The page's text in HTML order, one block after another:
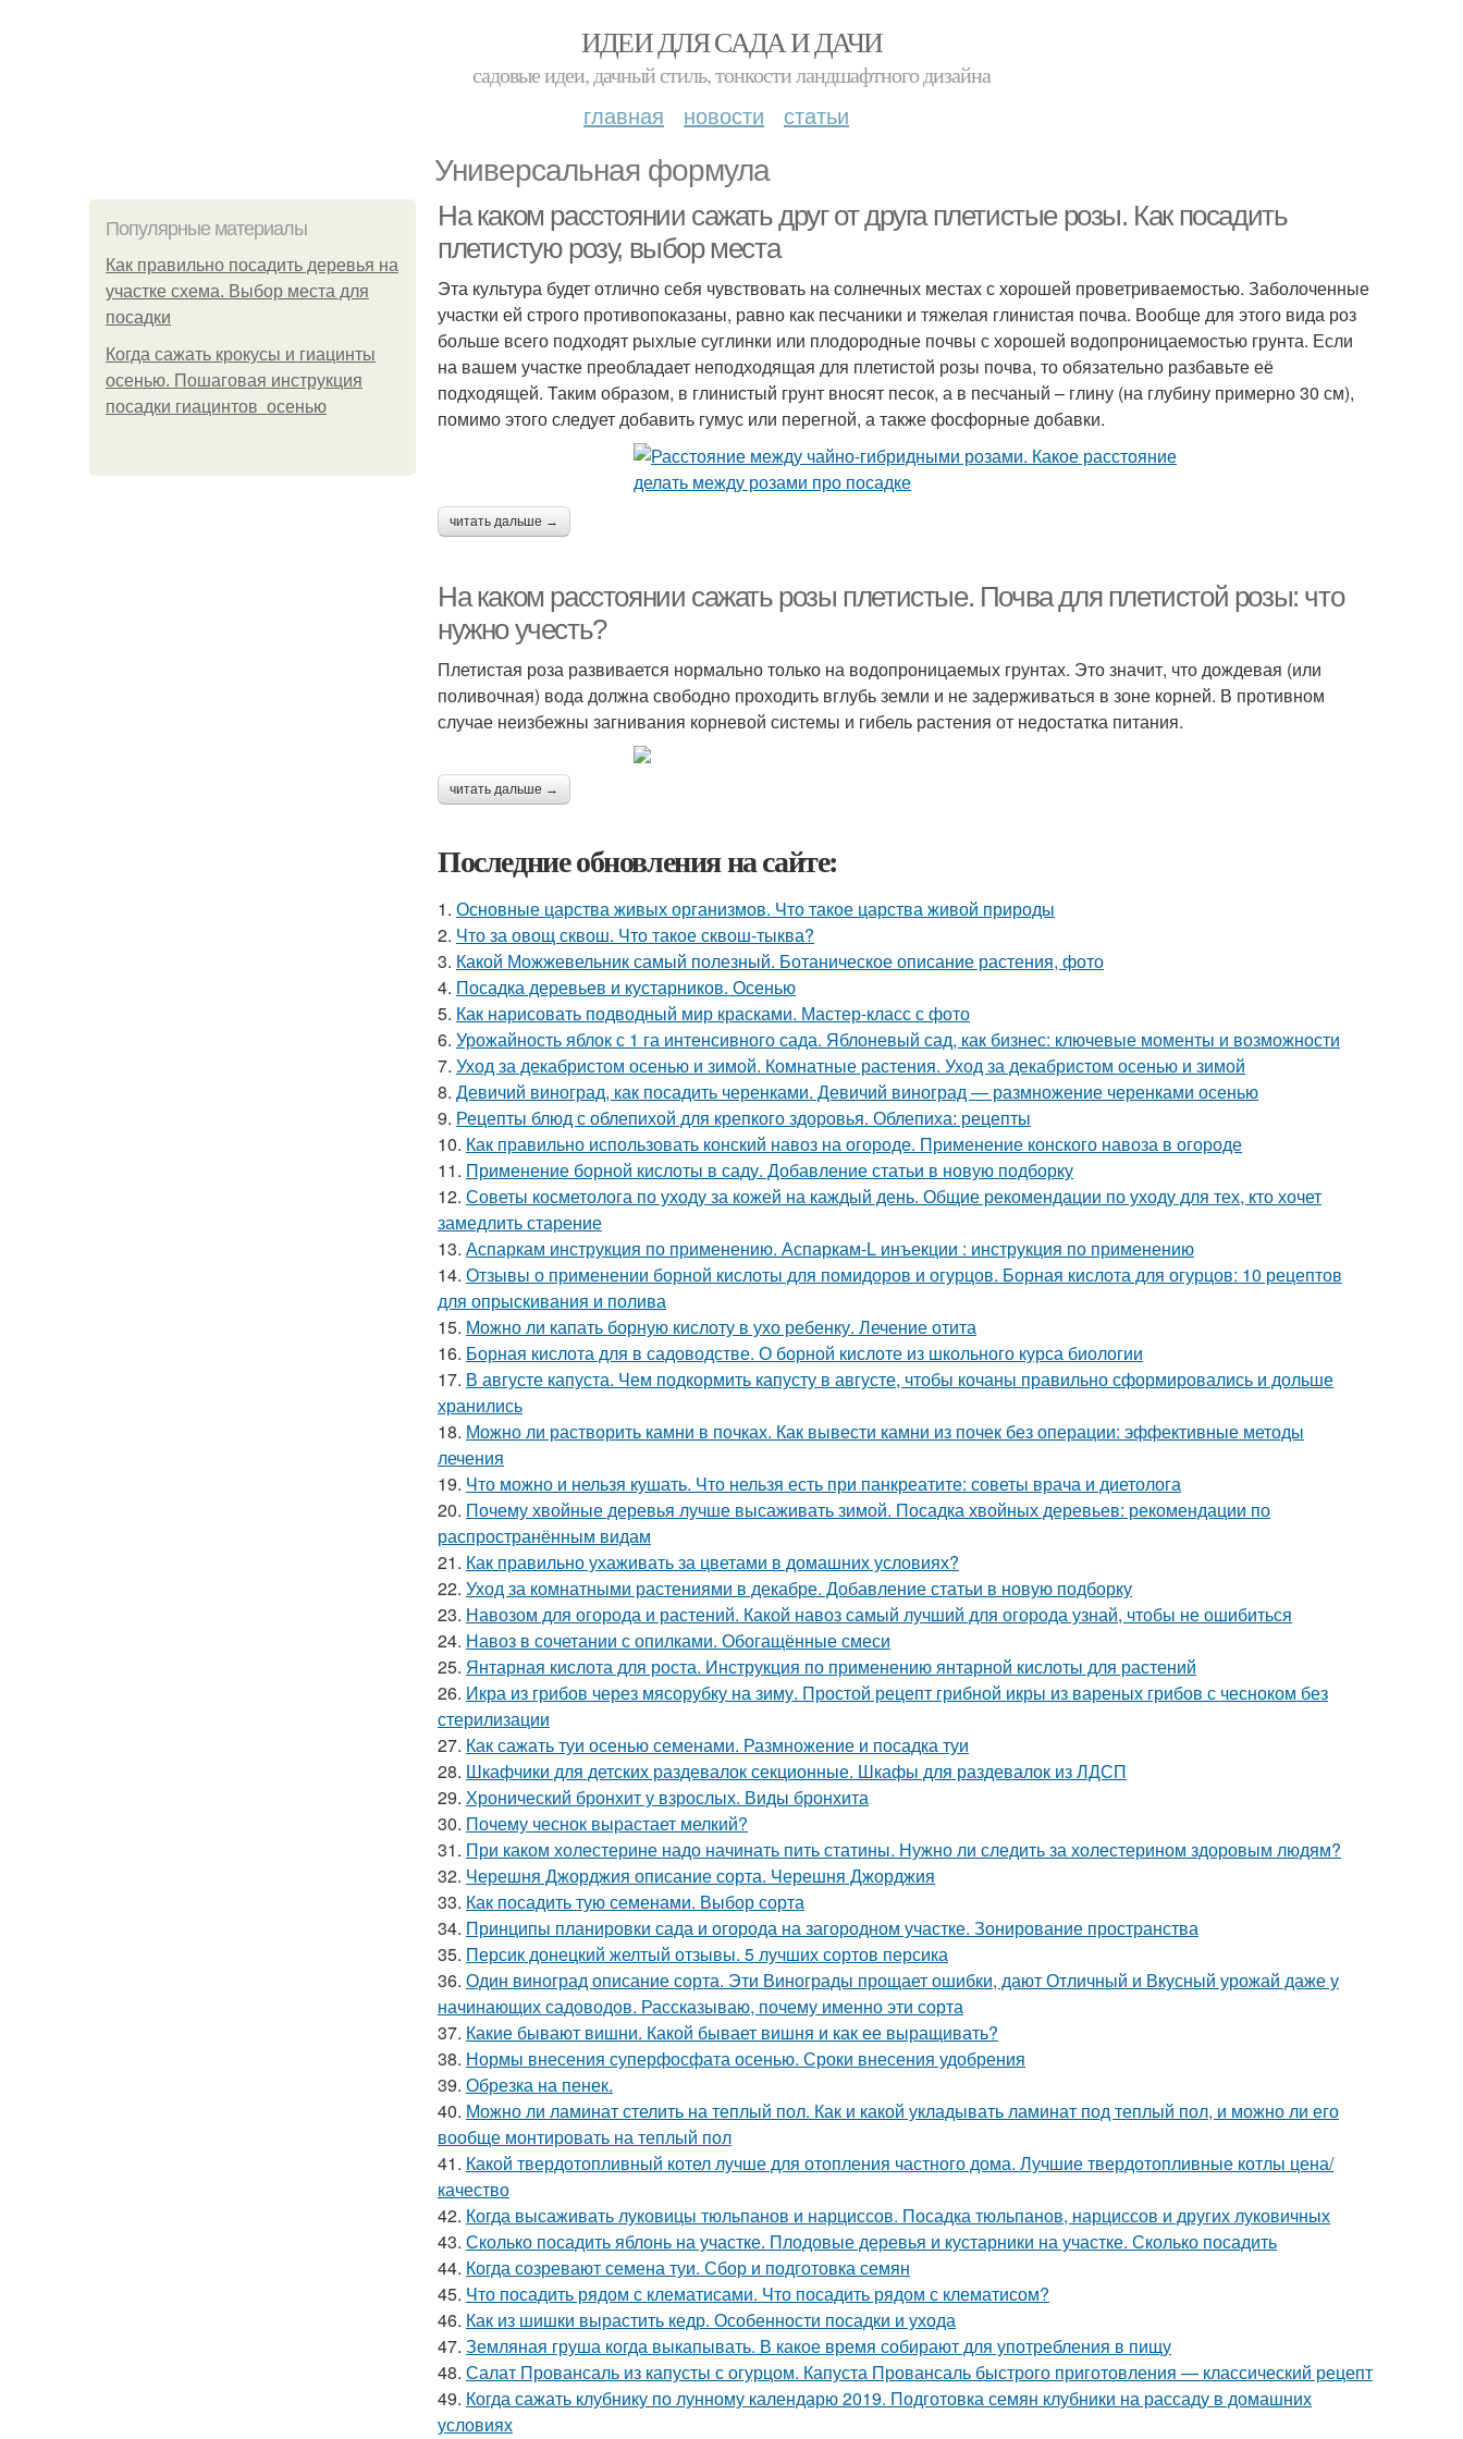
ИДЕИ ДЛЯ САДА И ДАЧИ
садовые идеи, дачный стиль, тонкости ландшафтного дизайна
главная новости статьи
Универсальная формула
Популярные материалы
Как правильно посадить деревья на
участке схема. Выбор места для
посадки
Когда сажать крокусы и гиацинты
осенью. Пошаговая инструкция
посадки гиацинтов осенью
На каком расстоянии сажать друг от друга плетистые розы. Как посадить
плетистую розу, выбор места
Эта культура будет отлично себя чувствовать на солнечных местах с хорошей проветриваемостью. Заболоченные
участки ей строго противопоказаны, равно как песчаники и тяжелая глинистая почва. Вообще для этого вида роз
больше всего подходят рыхлые суглинки или плодородные почвы с хорошей водопроницаемостью грунта. Если
на вашем участке преобладает неподходящая для плетистой розы почва, то обязательно разбавьте её
подходящей. Таким образом, в глинистый грунт вносят песок, а в песчаный – глину (на глубину примерно 30 см),
помимо этого следует добавить гумус или перегной, а также фосфорные добавки.
читать дальше →
На каком расстоянии сажать розы плетистые. Почва для плетистой розы: что
нужно учесть?
Плетистая роза развивается нормально только на водопроницаемых грунтах. Это значит, что дождевая (или
поливочная) вода должна свободно проходить вглубь земли и не задерживаться в зоне корней. В противном
случае неизбежны загнивания корневой системы и гибель растения от недостатка питания.
читать дальше →
Последние обновления на сайте:
1. Основные царства живых организмов. Что такое царства живой природы
2. Что за овощ сквош. Что такое сквош-тыква?
3. Какой Можжевельник самый полезный. Ботаническое описание растения, фото
4. Посадка деревьев и кустарников. Осенью
5. Как нарисовать подводный мир красками. Мастер-класс с фото
6. Урожайность яблок с 1 га интенсивного сада. Яблоневый сад, как бизнес: ключевые моменты и возможности
7. Уход за декабристом осенью и зимой. Комнатные растения. Уход за декабристом осенью и зимой
8. Девичий виноград, как посадить черенками. Девичий виноград — размножение черенками осенью
9. Рецепты блюд с облепихой для крепкого здоровья. Облепиха: рецепты
10. Как правильно использовать конский навоз на огороде. Применение конского навоза в огороде
11. Применение борной кислоты в саду. Добавление статьи в новую подборку
12. Советы косметолога по уходу за кожей на каждый день. Общие рекомендации по уходу для тех, кто хочет
замедлить старение
13. Аспаркам инструкция по применению. Аспаркам-L инъекции : инструкция по применению
14. Отзывы о применении борной кислоты для помидоров и огурцов. Борная кислота для огурцов: 10 рецептов
для опрыскивания и полива
15. Можно ли капать борную кислоту в ухо ребенку. Лечение отита
16. Борная кислота для в садоводстве. О борной кислоте из школьного курса биологии
17. В августе капуста. Чем подкормить капусту в августе, чтобы кочаны правильно сформировались и дольше
хранились
18. Можно ли растворить камни в почках. Как вывести камни из почек без операции: эффективные методы
лечения
19. Что можно и нельзя кушать. Что нельзя есть при панкреатите: советы врача и диетолога
20. Почему хвойные деревья лучше высаживать зимой. Посадка хвойных деревьев: рекомендации по
распространённым видам
21. Как правильно ухаживать за цветами в домашних условиях?
22. Уход за комнатными растениями в декабре. Добавление статьи в новую подборку
23. Навозом для огорода и растений. Какой навоз самый лучший для огорода узнай, чтобы не ошибиться
24. Навоз в сочетании с опилками. Обогащённые смеси
25. Янтарная кислота для роста. Инструкция по применению янтарной кислоты для растений
26. Икра из грибов через мясорубку на зиму. Простой рецепт грибной икры из вареных грибов с чесноком без
стерилизации
27. Как сажать туи осенью семенами. Размножение и посадка туи
28. Шкафчики для детских раздевалок секционные. Шкафы для раздевалок из ЛДСП
29. Хронический бронхит у взрослых. Виды бронхита
30. Почему чеснок вырастает мелкий?
31. При каком холестерине надо начинать пить статины. Нужно ли следить за холестерином здоровым людям?
32. Черешня Джорджия описание сорта. Черешня Джорджия
33. Как посадить тую семенами. Выбор сорта
34. Принципы планировки сада и огорода на загородном участке. Зонирование пространства
35. Персик донецкий желтый отзывы. 5 лучших сортов персика
36. Один виноград описание сорта. Эти Винограды прощает ошибки, дают Отличный и Вкусный урожай даже у
начинающих садоводов. Рассказываю, почему именно эти сорта
37. Какие бывают вишни. Какой бывает вишня и как ее выращивать?
38. Нормы внесения суперфосфата осенью. Сроки внесения удобрения
39. Обрезка на пенек.
40. Можно ли ламинат стелить на теплый пол. Как и какой укладывать ламинат под теплый пол, и можно ли его
вообще монтировать на теплый пол
41. Какой твердотопливный котел лучше для отопления частного дома. Лучшие твердотопливные котлы цена/
качество
42. Когда высаживать луковицы тюльпанов и нарциссов. Посадка тюльпанов, нарциссов и других луковичных
43. Сколько посадить яблонь на участке. Плодовые деревья и кустарники на участке. Сколько посадить
44. Когда созревают семена туи. Сбор и подготовка семян
45. Что посадить рядом с клематисами. Что посадить рядом с клематисом?
46. Как из шишки вырастить кедр. Особенности посадки и ухода
47. Земляная груша когда выкапывать. В какое время собирают для употребления в пищу
48. Салат Провансаль из капусты с огурцом. Капуста Провансаль быстрого приготовления — классический рецепт
49. Когда сажать клубнику по лунному календарю 2019. Подготовка семян клубники на рассаду в домашних
условиях